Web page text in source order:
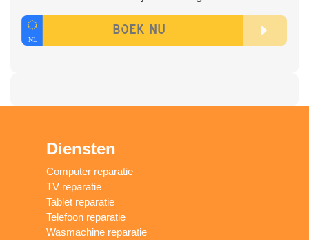
Diensten
Computer reparatie
TV reparatie
Tablet reparatie
Telefoon reparatie
Wasmachine reparatie